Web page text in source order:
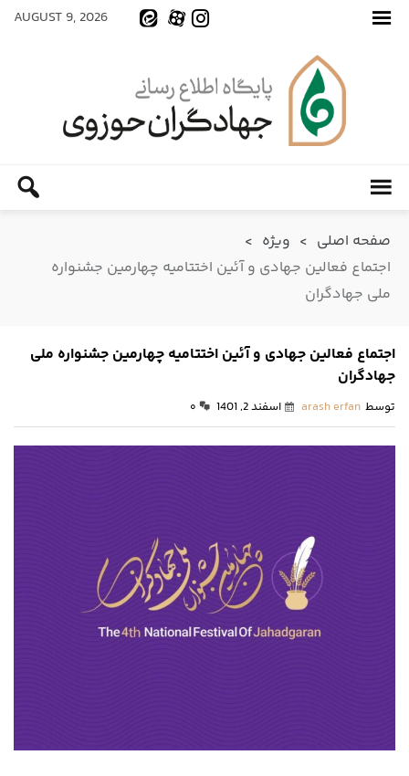
AUGUST 9, 2026
صفحه اصلی > ویژه >
اجتماع فعالین جهادی و آئین اختتامیه چهارمین جشنواره
ملی جهادگران
اجتماع فعالین جهادی و آئین اختتامیه چهارمین جشنواره ملی
جهادگران
توسط arash erfan اسفند 2, 1401 ۰